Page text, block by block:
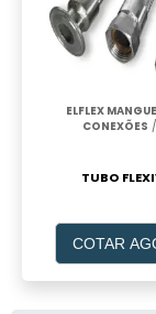
ELFLEX
CONEXÕES
TUBO
COTAR